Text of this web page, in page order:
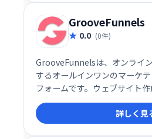
収益化を促進します。柔軟で
ースで、コンテンツを最大限に
GrooveFunnels
0.0 (0件)
GrooveFunnelsは、オンライ
するオールインワンのマーケ
フォームです。ウェブサイト
ング、セールスファネル構築
機能を網羅。効率的なマーケテ
向上に貢献します。
詳しく見